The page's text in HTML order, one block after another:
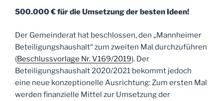
500.000 € für die Umsetzung der besten Ideen!
Der Gemeinderat hat beschlossen, den „Mannheimer
Beteiligungshaushalt“ zum zweiten Mal durchzuführen
(Beschlussvorlage Nr. V169/2019). Der
Beteiligungshaushalt 2020/2021 bekommt jedoch
eine neue konzeptionelle Ausrichtung: Zum ersten Mal
werden finanzielle Mittel zur Umsetzung der